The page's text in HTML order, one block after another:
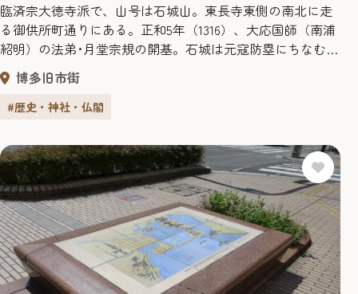
臨済宗大徳寺派で、山号は石城山。東長寺東側の南北に走
る御供所町通りにある。正和5年（1316）、大応国師（南浦
紹明）の法弟･月堂宗規の開基。石城は元寇防塁にちなむ博
多の異称。草創の寺地は博多湾岸の沖の浜にあり、遣明使
一行が宿泊するなど対外交渉の一拠点になっていた。天正
年間（1573～1591）に焼失し、慶長年間初代福岡藩主･黒田
神屋宗湛や伊...
博多旧市街
#歴史・神社・仏閣